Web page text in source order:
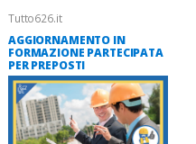
Tutto626.it
AGGIORNAMENTO IN
FORMAZIONE PARTECIPATA
PER PREPOSTI